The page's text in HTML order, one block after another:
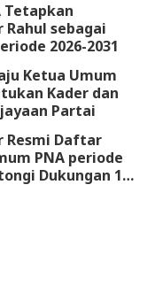
Tetapkan
sebagai
2026-2031
Ketua Umum
Kader dan
Partai
Resmi Daftar
PNA periode
Dukungan 18